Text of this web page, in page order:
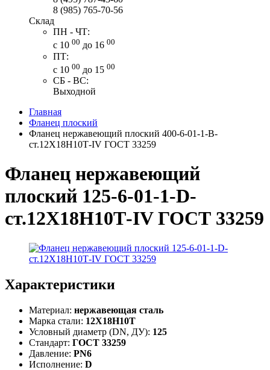
8 (985) 765-70-56
Склад
ПН - ЧТ:
с 10 00 до 16 00
ПТ:
с 10 00 до 15 00
СБ - ВС:
Выходной
Главная
Фланец плоский
Фланец нержавеющий плоский 400-6-01-1-В-
ст.12Х18Н10Т-IV ГОСТ 33259
Фланец нержавеющий
плоский 125-6-01-1-D-
ст.12Х18Н10Т-IV ГОСТ 33259
Характеристики
Материал: нержавеющая сталь
Марка стали: 12Х18Н10Т
Условный диаметр (DN, ДУ): 125
Стандарт: ГОСТ 33259
Давление: PN6
Исполнение: D